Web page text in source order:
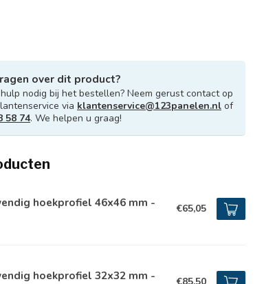
over dit product?
nodig bij het bestellen? Neem gerust contact op
via klantenservice@123panelen.nl of
58 74. We helpen u graag!
hoekprofiel 46x46 mm - €65,05
hoekprofiel 32x32 mm -